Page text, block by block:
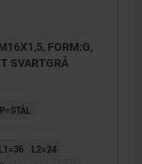
FORM:G,
SVARTGRÅ
L1=36
L2=24